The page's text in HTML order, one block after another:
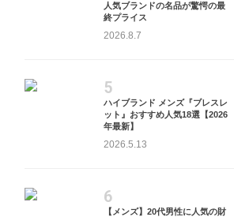
人気ブランドの名品が驚愕の最
終プライス
2026.8.7
5
ハイブランド メンズ『ブレスレ
ット』おすすめ人気18選【2026
年最新】
2026.5.13
6
【メンズ】20代男性に人気の財